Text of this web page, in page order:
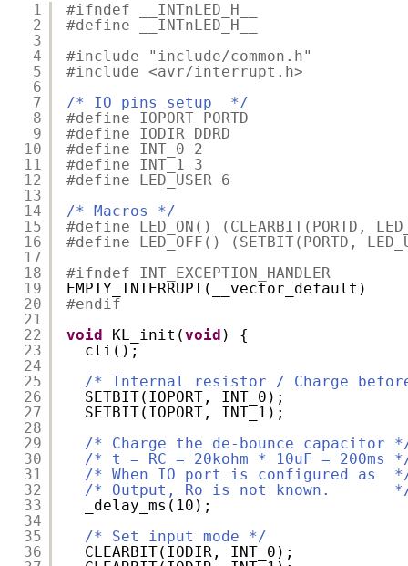
1
2
3
4
5
6
7
8
9
10
11
12
13
14
15
16
17
18
19
20
21
22
23
24
25
26
27
28
29
30
31
32
33
34
35
36
#ifndef __INTnLED_H__
#define __INTnLED_H__
#include "include/common.h"
#include <avr/interrupt.h>
/* IO pins setup  */
#define IOPORT PORTD
#define IODIR DDRD
#define INT_0 2
#define INT_1 3
#define LED_USER 6
/* Macros */
#define LED_ON() (CLEARBIT(PORTD,
#define LED_OFF() (SETBIT(PORTD,
#ifndef INT_EXCEPTION_HANDLER
EMPTY_INTERRUPT(__vector_default)
#endif
void
KL_init(void ) {
cli();
/* Internal resistor / Charge
SETBIT(IOPORT, INT_0);
SETBIT(IOPORT, INT_1);
/* Charge the de-bounce capacitor
/* t = RC = 20kohm * 10uF = 200ms
/* When IO port is configured as
/* Output, Ro is not known.
_delay_ms(10);
/* Set input mode */
CLEARBIT(IODIR, INT_0);